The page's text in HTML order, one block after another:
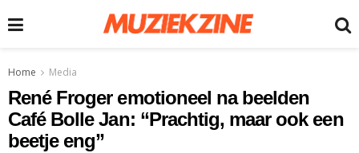
Home Media
René Froger emotioneel na beelden
Café Bolle Jan: “Prachtig, maar ook een
beetje eng”